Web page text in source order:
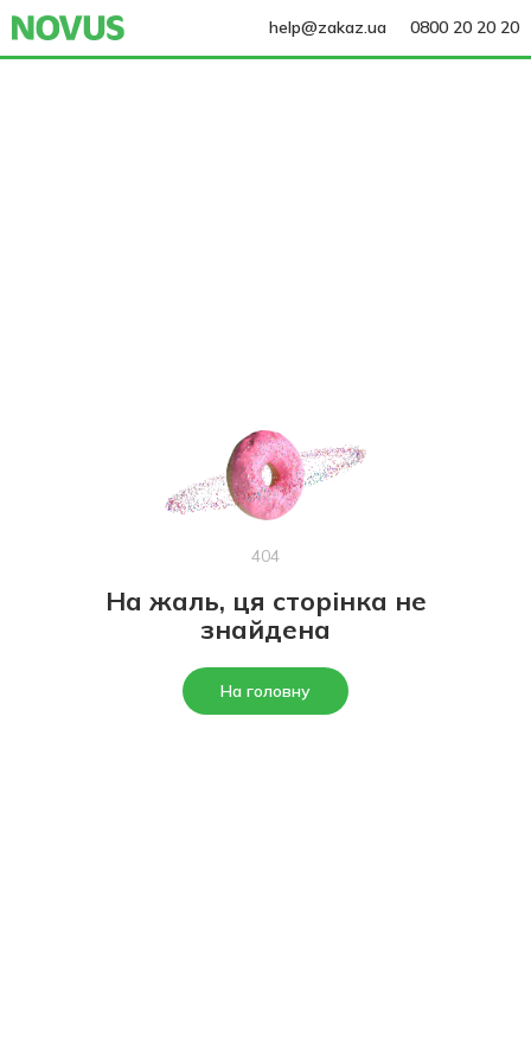
help@zakaz.ua 0800 20 20 20
404
На жаль, ця сторінка не
знайдена
На головну